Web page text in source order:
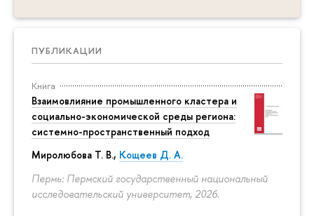
ПУБЛИКАЦИИ
Книга
Взаимовлияние промышленного кластера и
социально-экономической среды региона:
системно-пространственный подход
Миролюбова Т. В., Кощеев Д. А.
Пермь: Пермский государственный национальный
исследовательский университет, 2026.